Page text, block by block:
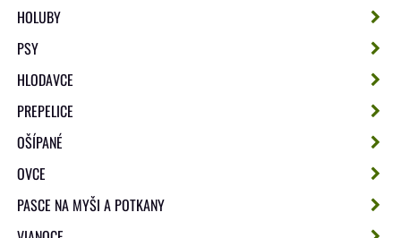
HOLUBY
PSY
HLODAVCE
PREPELICE
OŠÍPANÉ
OVCE
PASCE NA MYŠI A POTKANY